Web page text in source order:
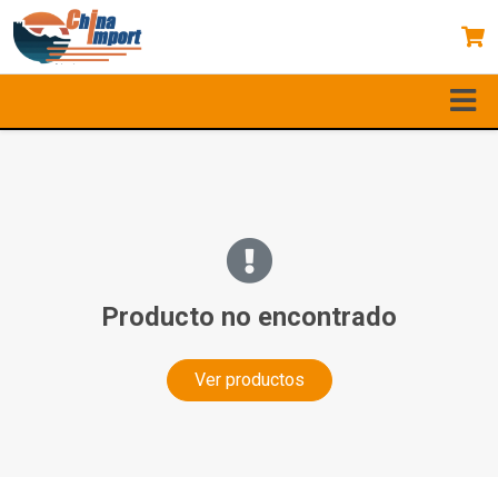
Producto no encontrado
Ver productos